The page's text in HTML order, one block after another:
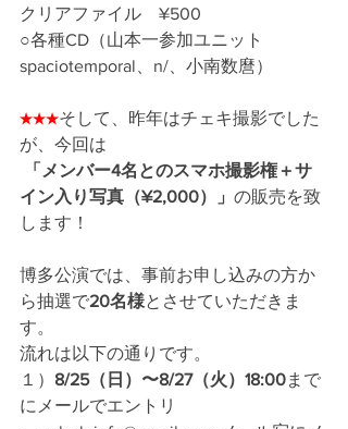
クリアファイル　¥500
○各種CD（山本一参加ユニット
spaciotemporal、n/、小南数麿）
★★★そして、昨年はチェキ撮影でした
が、今回は
「メンバー4名とのスマホ撮影権＋サ
イン入り写真（¥2,000）」 の販売を致
します！
博多公演では、事前お申し込みの方か
ら抽選で20名様とさせていただきま
す。
流れは以下の通りです。
１） 8/25（ 日）〜8/27（火）18:00まで
にメールでエントリ